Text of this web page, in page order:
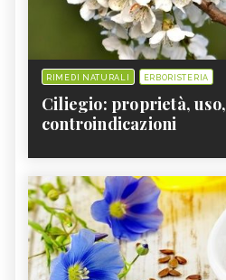
RIMEDI NATURALI ERBORISTERIA
Ciliegio: proprietà, uso,
controindicazioni